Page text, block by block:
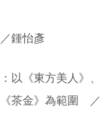
鍾怡彥
以《東方美人》、
《茶金》為範圍 ／